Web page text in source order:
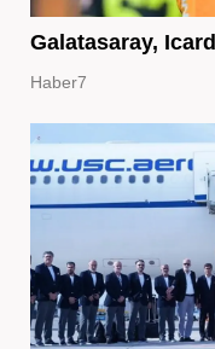
Galatasaray,
Haber7